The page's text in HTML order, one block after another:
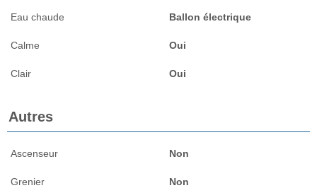
Eau chaude Ballon électrique
Calme Oui
Clair Oui
Autres
Ascenseur Non
Grenier Non